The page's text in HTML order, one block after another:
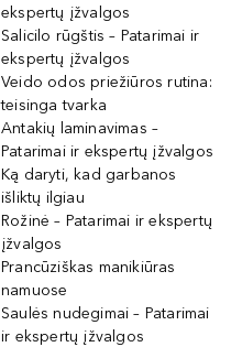
ekspertų įžvalgos
Salicilo rūgštis – Patarimai ir
ekspertų įžvalgos
Veido odos priežiūros rutina:
teisinga tvarka
Antakių laminavimas –
Patarimai ir ekspertų įžvalgos
Ką daryti, kad garbanos
išliktų ilgiau
Rožinė – Patarimai ir ekspertų
įžvalgos
Prancūziškas manikiūras
namuose
Saulės nudegimai – Patarimai
ir ekspertų įžvalgos